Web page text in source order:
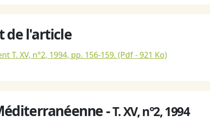
de l'article
T. XV, n°2, 1994, pp. 156-159. (Pdf - 921 Ko)
-T. XV, n°2, 1994